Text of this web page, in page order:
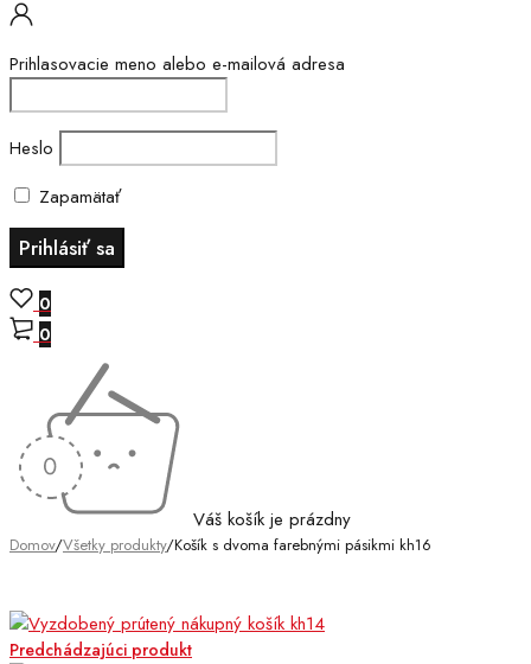
Prihlasovacie meno alebo e-mailová adresa
Heslo
Zapamätať
0
0
Váš košík je prázdny
Domov/Všetky produkty/Košík s dvoma farebnými pásikmi kh16
Predchádzajúci produkt